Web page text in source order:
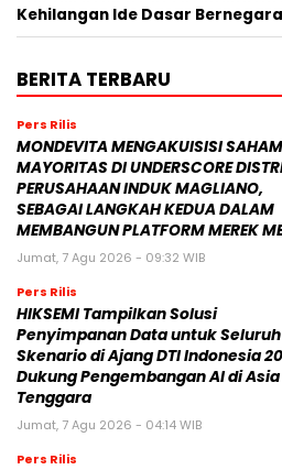
Kehilangan Ide Dasar Bernegara
BERITA TERBARU
Pers Rilis
MONDEVITA MENGAKUISISI SAHAM
MAYORITAS DI UNDERSCORE
PERUSAHAAN INDUK MAGLIANO,
SEBAGAI LANGKAH KEDUA DALAM
MEMBANGUN PLATFORM MEREK
Jumat, 7 Agu 2026 - 09:32 WIB
Pers Rilis
HIKSEMI Tampilkan Solusi
Penyimpanan Data untuk Seluruh
Skenario di Ajang DTI Indonesia
Dukung Pengembangan AI di Asia
Tenggara
Jumat, 7 Agu 2026 - 04:14 WIB
Pers Rilis